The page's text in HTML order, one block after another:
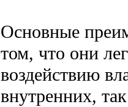
Основные
том, что они
воздействию
внутренних,